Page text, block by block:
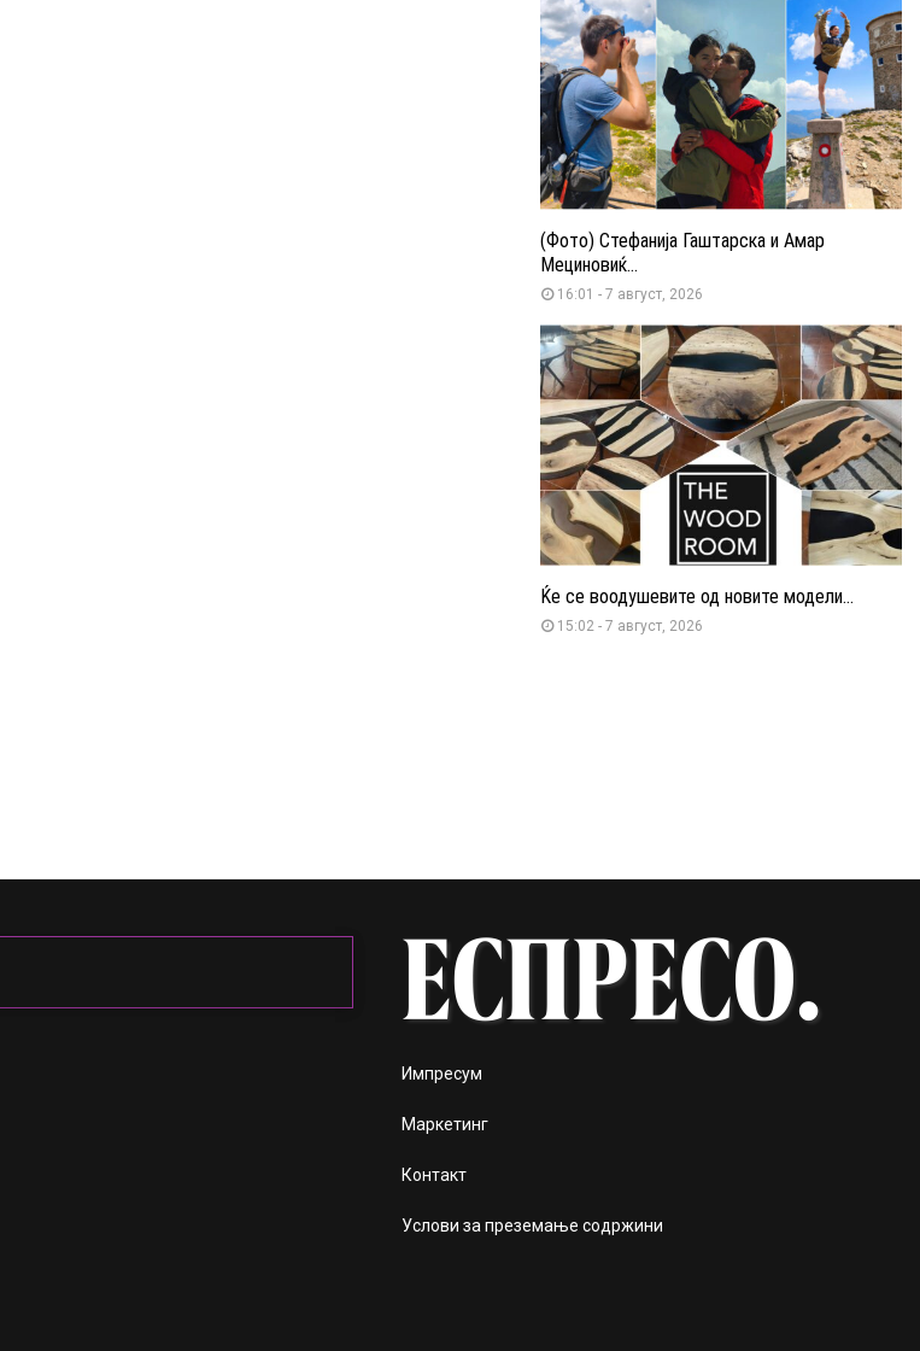
(Фото) Стефанија Гаштарска и Амар
Мециновиќ...
16:01 - 7 август, 2026
Ќе се воодушевите од новите модели...
15:02 - 7 август, 2026
Импресум
Маркетинг
Контакт
Услови за преземање содржини